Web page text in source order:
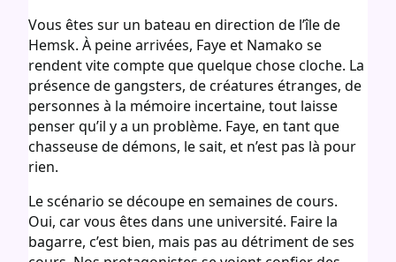
Vous êtes sur un bateau en direction de l’île de
Hemsk. À peine arrivées, Faye et Namako se
rendent vite compte que quelque chose cloche. La
présence de gangsters, de créatures étranges, de
personnes à la mémoire incertaine, tout laisse
penser qu’il y a un problème. Faye, en tant que
chasseuse de démons, le sait, et n’est pas là pour
rien.
Le scénario se découpe en semaines de cours.
Oui, car vous êtes dans une université. Faire la
bagarre, c’est bien, mais pas au détriment de ses